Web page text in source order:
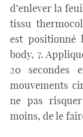
d’enlever la
tissu
est
body, 7.
20 secondes
mouvements
ne pas
moins, de le